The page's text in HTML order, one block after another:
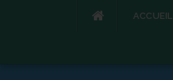
ACCUEIL